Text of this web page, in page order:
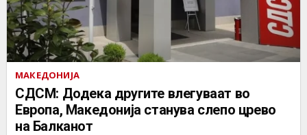
МАКЕДОНИЈА
СДСМ: Додека другите влегуваат во
Европа, Македонија станува слепо црево
на Балканот